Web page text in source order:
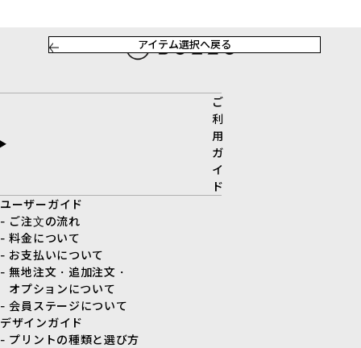
アイテム選択へ戻る
ご
利
用
ガ
イ
ド
ユーザーガイド
- ご注文の流れ
- 料金について
- お支払いについて
- 無地注文・追加注文・
オプションについて
- 会員ステージについて
デザインガイド
- プリントの種類と選び方